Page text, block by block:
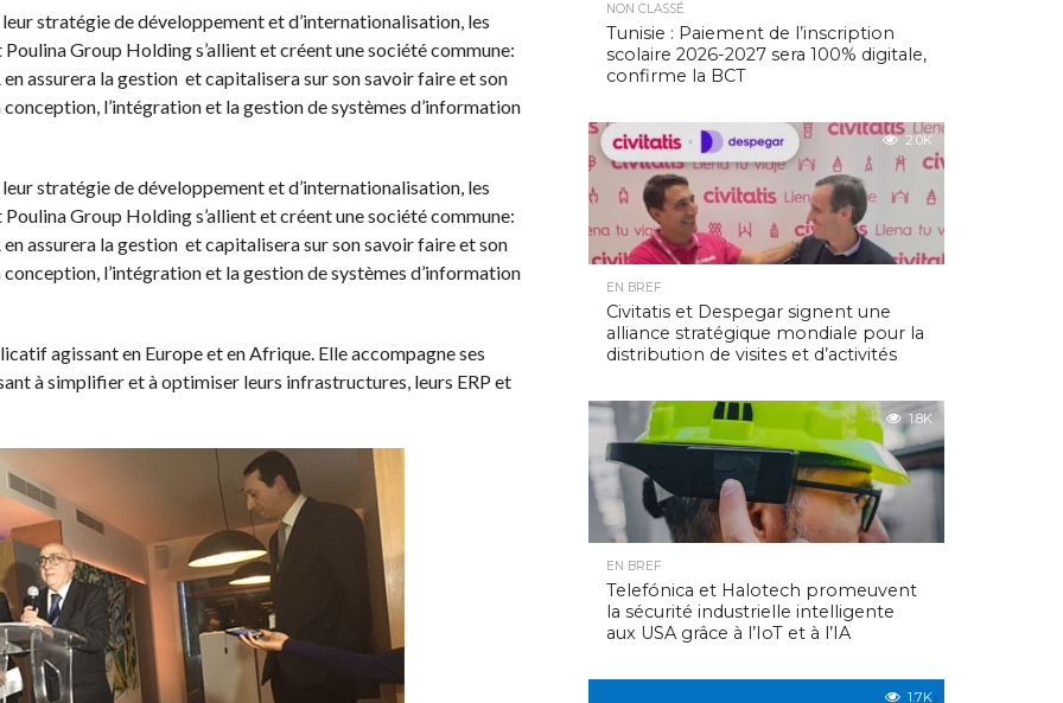
stratégie de développement et d’internationalisation, les
Group Holding s’allient et créent une société commune:
assurera la gestion et capitalisera sur son savoir faire et son
l’intégration et la gestion de systèmes d’information
stratégie de développement et d’internationalisation, les
Group Holding s’allient et créent une société commune:
assurera la gestion et capitalisera sur son savoir faire et son
l’intégration et la gestion de systèmes d’information
agissant en Europe et en Afrique. Elle accompagne ses
à simplifier et à optimiser leurs infrastructures, leurs ERP et
NON CLASSÉ
Tunisie : Paiement de l’inscription
scolaire 2026-2027 sera 100% digitale,
confirme la BCT
2.0K
EN BREF
Civitatis et Despegar signent une
alliance stratégique mondiale pour la
distribution de visites et d’activités
1.8K
EN BREF
Telefónica et Halotech promeuvent
la sécurité industrielle intelligente
aux USA grâce à l’IoT et à l’IA
1.7K